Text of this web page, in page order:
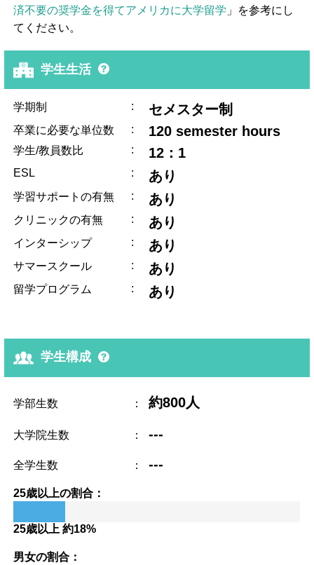
済不要の奨学金を得てアメリカに大学留学 」を参考にし
てください。
学生生活
学期制 : セメスター制
卒業に必要な単位数 : 120 semester hours
学生/教員数比 : 12：1
ESL : あり
学習サポートの有無 : あり
クリニックの有無 : あり
インターシップ : あり
サマースクール : あり
留学プログラム : あり
学生構成
学部生数 ： 約800人
大学院生数 ： ---
全学生数 ： ---
25歳以上の割合：
25歳以上 約18%
男女の割合：